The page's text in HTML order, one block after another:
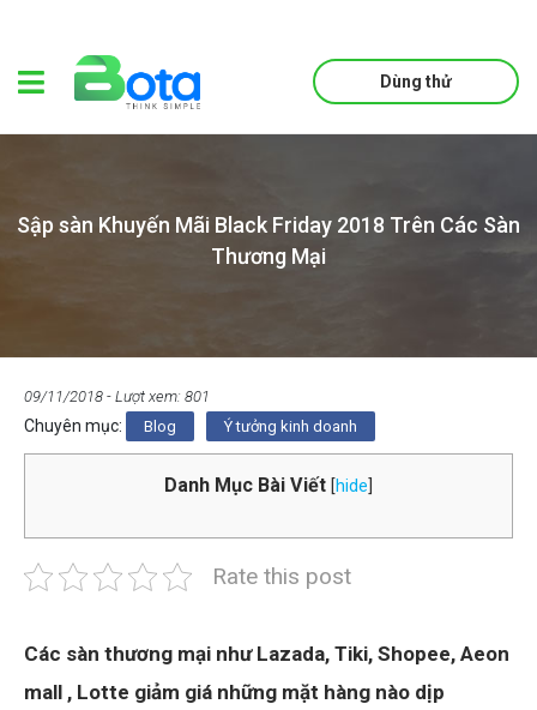
Dùng thử
Sập sàn Khuyến Mãi Black Friday 2018 Trên Các Sàn
Thương Mại
09/11/2018 - Lượt xem: 801
Chuyên mục: Blog Ý tưởng kinh doanh
Danh Mục Bài Viết [hide
Rate this post
Các sàn thương mại như Lazada, Tiki, Shopee, Aeon
mall , Lotte giảm giá những mặt hàng nào dịp